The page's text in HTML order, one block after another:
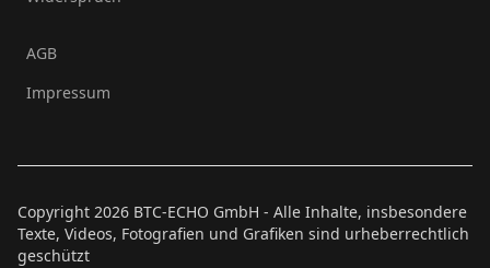
AGB
Impressum
Copyright 2026 BTC-ECHO GmbH - Alle Inhalte, insbesondere
Texte, Videos, Fotografien und Grafiken sind urheberrechtlich
geschützt